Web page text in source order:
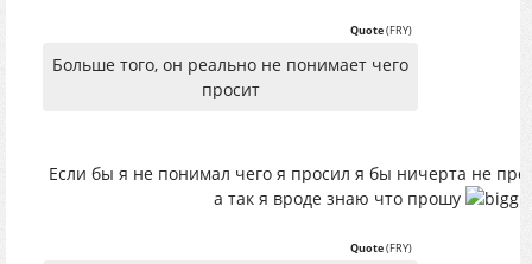
Quote(FRY)
Больше того, он реально не понимает чего
просит
Если бы я не понимал чего я просил я бы ничерта не
а так я вроде знаю что прошу
Quote(FRY)